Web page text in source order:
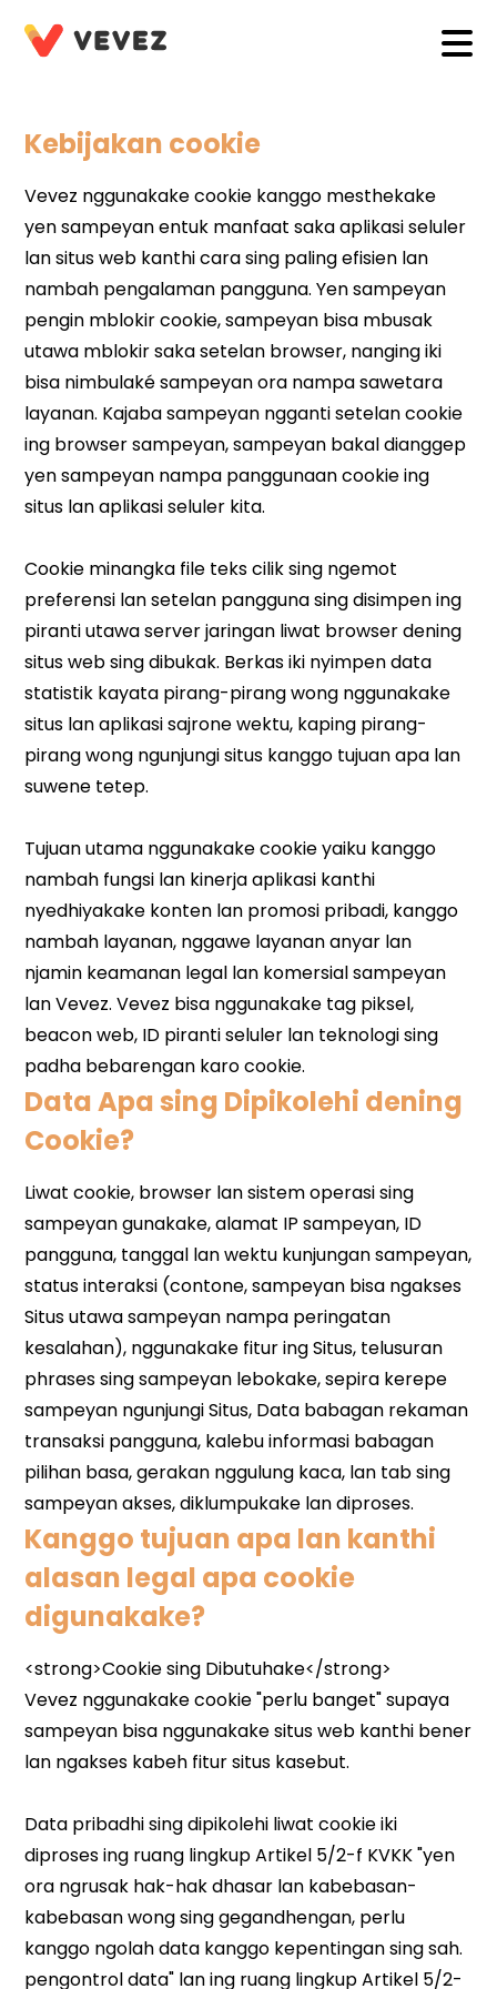
Kebijakan cookie
Data Apa sing Dipikolehi dening
Cookie?
Kanggo tujuan apa lan kanthi
alasan legal apa cookie
digunakake?